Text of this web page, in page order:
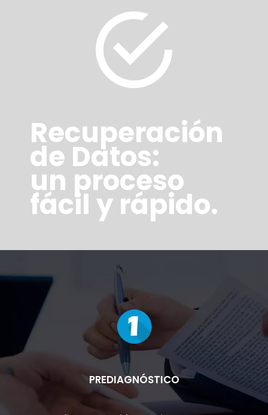
Recuperación
de Datos:
un proceso
fácil y rápido.
PREDIAGNÓSTICO